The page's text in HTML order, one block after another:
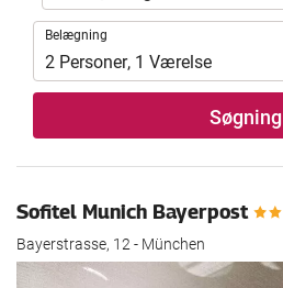
Belægning
Belægning
2 Personer, 1 Værelse
Søgning
Sofitel Munich Bayerpost
Bayerstrasse, 12 - München